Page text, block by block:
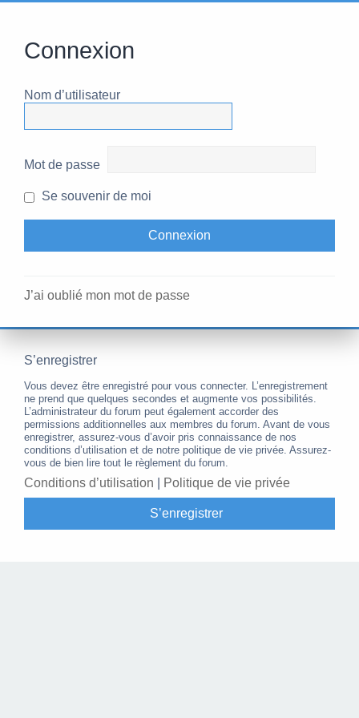
Connexion
Nom d’utilisateur
Mot de passe
Se souvenir de moi
J’ai oublié mon mot de passe
S’enregistrer
Vous devez être enregistré pour vous connecter. L’enregistrement
ne prend que quelques secondes et augmente vos possibilités.
L’administrateur du forum peut également accorder des
permissions additionnelles aux membres du forum. Avant de vous
enregistrer, assurez-vous d’avoir pris connaissance de nos
conditions d’utilisation et de notre politique de vie privée. Assurez-
vous de bien lire tout le règlement du forum.
Conditions d’utilisation Politique de vie privée
S’enregistrer